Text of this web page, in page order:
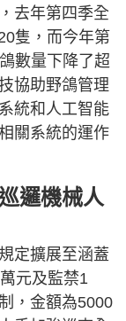
去年第四季全
隻，而今年第
數量下降了超
協助野鴿管理
統和人工智能
關系統的運作
邏機械人
定擴展至涵蓋
元及監禁1
，金額為5000